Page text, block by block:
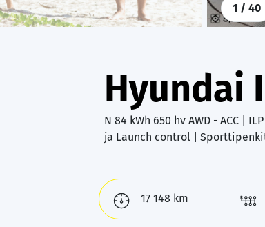
1 / 40
Hyundai
N 84 kWh 650 hv AWD - ACC |
ja Launch control |
17 148 km